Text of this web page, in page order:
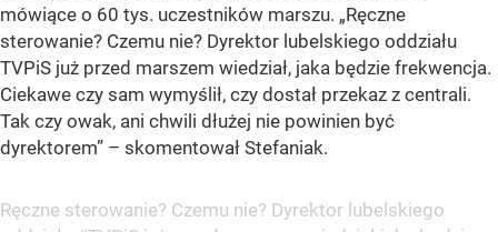
mówiące o 60 tys. uczestników marszu. „Ręczne
sterowanie? Czemu nie? Dyrektor lubelskiego oddziału
TVPiS już przed marszem wiedział, jaka będzie frekwencja.
Ciekawe czy sam wymyślił, czy dostał przekaz z centrali.
Tak czy owak, ani chwili dłużej nie powinien być
dyrektorem” – skomentował Stefaniak.
Ręczne sterowanie? Czemu nie? Dyrektor lubelskiego